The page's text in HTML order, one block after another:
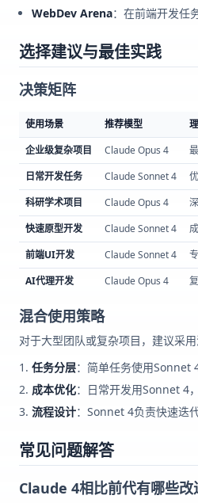
WebDev Arena：在前端开发任
选择建议与最佳实践
决策矩阵
使用场景 推荐模型
企业级复杂项目
Claude Opus 4
日常开发任务
Claude Sonnet 4
科研学术项目
Claude Opus 4
快速原型开发
Claude Sonnet 4
前端UI开发
Claude Sonnet 4
AI代理开发
Claude Opus 4
混合使用策略
对于大型团队或复杂项目，建议采用
任务分层：简单任务使用Sonnet
成本优化：日常开发用Sonnet 4
流程设计：Sonnet 4负责快速迭
常见问题解答
Claude 4相比前代有哪些改